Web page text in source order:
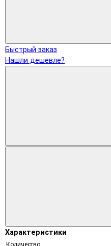
Быстрый заказ
Нашли дешевле?
Характеристики
Количество